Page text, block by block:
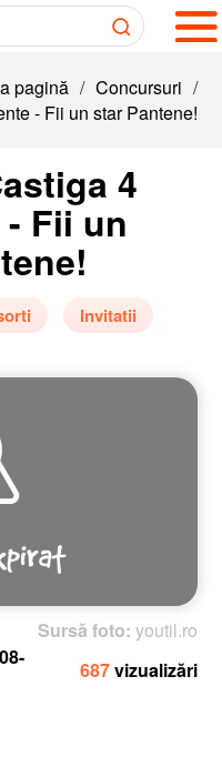
/ Concursuri /
star Pantene!
4
un
Invitatii
foto:youtil.ro
687 vizualizări